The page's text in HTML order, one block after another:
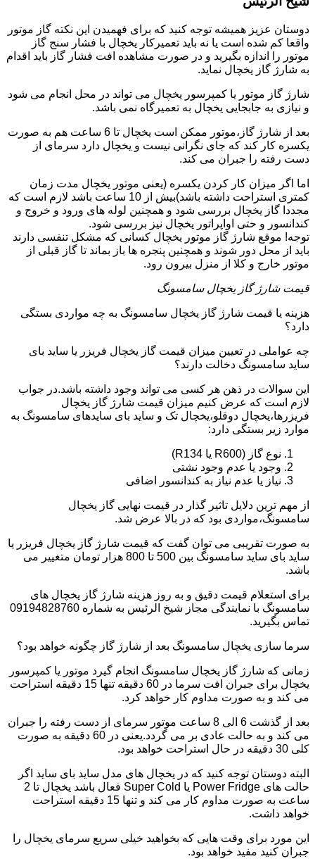
دوستان عزیز همیشه توجه کنید که برای فهمیدن این نکته گاز موتور
واقعا کم شده است یا نه باید تعمیرکار یخچال با فشار سنج گاز
موتور را اندازه بگیرید و در صورت مشاهده افت فشار گاز باید اقدام
به شارژ گاز یخچال نماید.
شارژ گاز موتور یا کمپرسور یخچال می تواند در محل انجام می شود
و نیازی به جابجایی یخچال به تعمیرگاه نمی باشد.
بعد از شارژ گاز،موتور ممکن است یخچال تا 6 ساعت هم به صورت
یکسره کار کند که جای نگرانی نیست و یخچال دارد سرمای از
دست رفته را جبران می کند.
اما اگر میزان کار کردن یکسره (یعنی موتور یخچال مدت زمان
کمتری استراحت داشته باشد)بیش از 10 ساعت باشد لازم است که
مجددا گاز یخچال بررسی شود و همچنین لوله های ورود و خروج و
کندانسور و حتی اواپراتور یخچال نیز بررسی شود.
توجه! موقع شارژ گاز موتور یخچال کسانی که مشکل تنفسی دارند
باید از محل دور شوند و همچنین پنجره ها باز بماند تا گاز قبلی از
موتور خارج و کلا از منزل بیرون رود.
قیمت شارژ گاز یخچال سامسونگ
هزینه یا قیمت شارژ گاز یخچال سامسونگ به چه مواردی بستگی
دارد؟
چه عواملی در تعیین میزان قیمت گاز یخچال فریزر یا ساید بای
ساید سامسونگ دخالت دارند؟
این سوالات در ذهن هر کسی می تواند وجود داشته باشد.در جواب
لازم است که عرض کنیم میزان قیمت شارژ گاز یخچال
فریزرها،یخچال دوقلو،یخچال تک و ساید بای سایدهای سامسونگ به
موارد زیر بستگی دارد:
نوع گاز (R600 یا R134)
وجود یا عدم وجود نشتی
نیاز یا عدم نیاز به کندانسور اضافی
از مهم ترین دلایل تاثیر گذار در قیمت نهایی گاز یخچال
سامسونگ،مواردی بود که در بالا عرض شد.
به صورت تقریبی می توان گفت که قیمت شارژ گاز یخچال فریزر یا
ساید بای ساید سامسونگ بین 500 تا 800 هزار تومان متغییر می
باشد.
برای استعلام قیمت دقیق و به روز هزینه شارژ گاز یخچال های
سامسونگ با نمایندگی مجاز شیخ الرئیس به شماره 09194828760
تماس بگیرید.
سرما سازی یخچال سامسونگ بعد از شارژ گاز چگونه خواهد بود؟
زمانی که شارژ گاز یخچال سامسونگ انجام گیرد موتور یا کمپرسور
یخچال برای جبران افت سرما در 60 دقیقه تنها 15 دقیقه استراحت
می کند و به صورت مداوم کار خواهد کرد.
بعد از گذشت 6 الی 8 ساعت موتور سرمای از دست رفته را جبران
می کند و به حالت عادی بر می گردد.یعنی در 60 دقیقه به صورت
کلی 30 دقیقه در حال استراحت خواهد بود.
البته دوستان توجه کنید که در یخچال های مدل ساید بای ساید اگر
حالت های Power Fridge یا Super Cold فعال باشد یخچال تا 2
ساعت به صورت مداوم کار می کند و تنها 15 دقیقه استراحت
خواهد داشت.
این مورد برای وقت هایی که بخواهید خیلی سریع سرمای یخچال را
جبران کنید مفید خواهد بود.